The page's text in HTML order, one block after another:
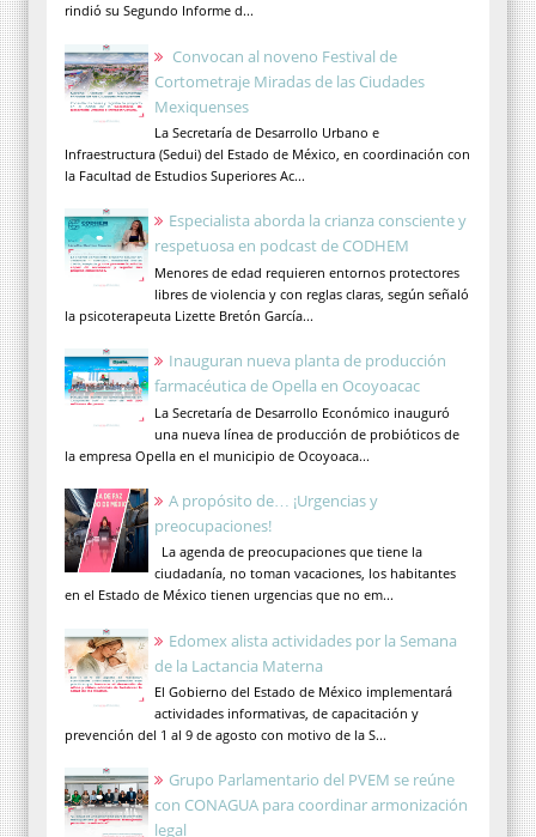
rindió su Segundo Informe d...
Convocan al noveno Festival de
Cortometraje Miradas de las Ciudades
Mexiquenses
La Secretaría de Desarrollo Urbano e
Infraestructura (Sedui) del Estado de México, en coordinación con
la Facultad de Estudios Superiores Ac...
Especialista aborda la crianza consciente y
respetuosa en podcast de CODHEM
Menores de edad requieren entornos protectores
libres de violencia y con reglas claras, según señaló
la psicoterapeuta Lizette Bretón García...
Inauguran nueva planta de producción
farmacéutica de Opella en Ocoyoacac
La Secretaría de Desarrollo Económico inauguró
una nueva línea de producción de probióticos de
la empresa Opella en el municipio de Ocoyoaca...
A propósito de… ¡Urgencias y
preocupaciones!
La agenda de preocupaciones que tiene la
ciudadanía, no toman vacaciones, los habitantes
en el Estado de México tienen urgencias que no em...
Edomex alista actividades por la Semana
de la Lactancia Materna
El Gobierno del Estado de México implementará
actividades informativas, de capacitación y
prevención del 1 al 9 de agosto con motivo de la S...
Grupo Parlamentario del PVEM se reúne
con CONAGUA para coordinar armonización
legal